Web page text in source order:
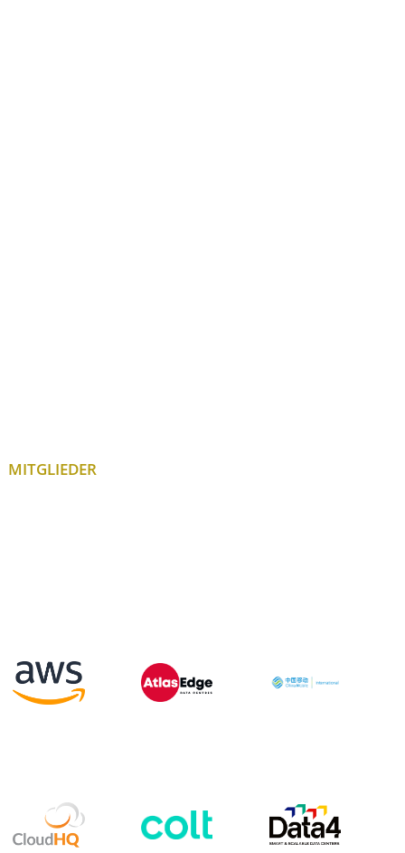
MITGLIEDER